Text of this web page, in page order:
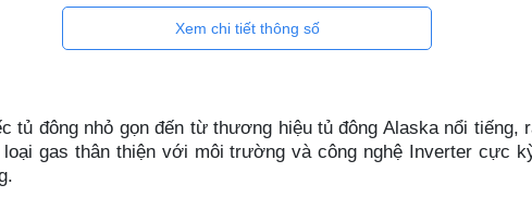
Xem chi tiết thông số
tủ đông nhỏ gọn đến từ thương hiệu tủ đông Alaska nổi
gas thân thiện với môi trường và công nghệ Inverter cực